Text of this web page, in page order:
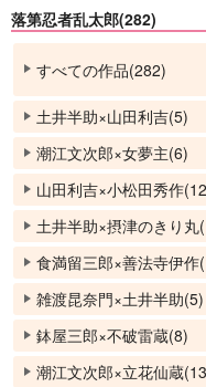
落第忍者乱太郎(282)
すべての作品(282)
土井半助×山田利吉(5)
潮江文次郎×女夢主(6)
山田利吉×小松田秀作
土井半助×摂津のきり丸
食満留三郎×善法寺伊作
雑渡昆奈門×土井半助(5)
鉢屋三郎×不破雷蔵(8)
潮江文次郎×立花仙蔵